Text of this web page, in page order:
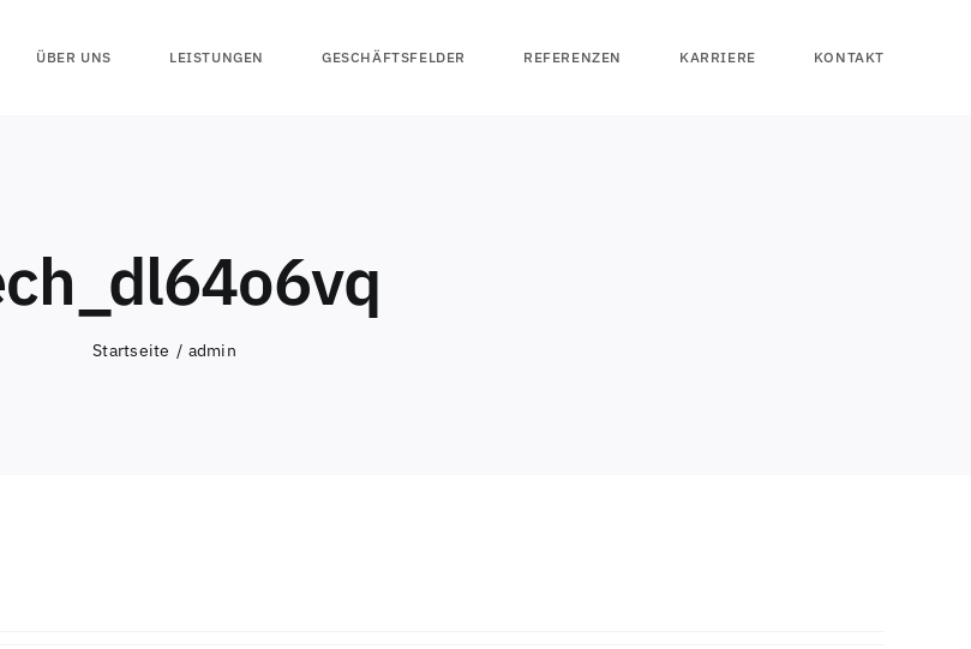
ÜBER UNS LEISTUNGEN GESCHÄFTSFELDER REFERENZEN KARRIERE KONTAKT
Startseite admin